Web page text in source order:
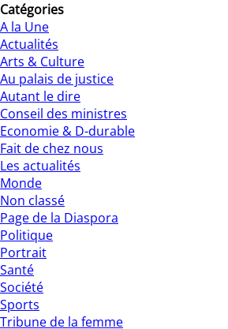
Catégories
A la Une
Actualités
Arts & Culture
Au palais de justice
Autant le dire
Conseil des ministres
Economie & D-durable
Fait de chez nous
Les actualités
Monde
Non classé
Page de la Diaspora
Politique
Portrait
Santé
Société
Sports
Tribune de la femme